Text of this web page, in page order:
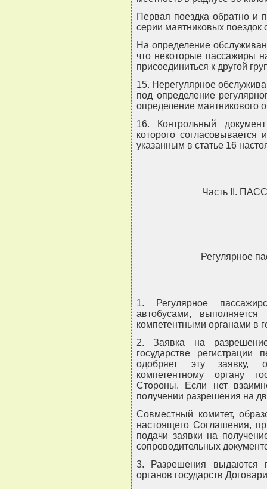
Первая поездка обратно и
серии маятниковых поездок
На определение
что некоторые пассажиры
присоединиться к другой
15. Нерегулярное
под определение
определение маятникового
16. Контрольный
которого
указанным в статье 16
Часть II.
Регулярное
1. Регулярное
автобусами,
компетентными органами в
2. Заявка на
государстве регистрации
одобряет эту заявку,
компетентному органу
Стороны. Если нет
получении разрешения на
Совместный комитет,
настоящего Соглашения,
подачи заявки на
сопроводительных
3. Разрешения выдаются
органов государств